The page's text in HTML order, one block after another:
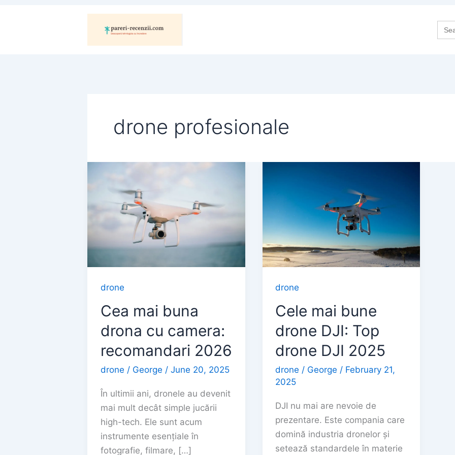
for:
drone profesionale
drone
Cea mai buna
drona cu camera:
recomandari 2026
drone / George / June 20, 2025
În ultimii ani, dronele au devenit
mai mult decât simple jucării
high-tech. Ele sunt acum
instrumente esențiale în
fotografie, filmare, […]
drone
Cele mai bune
drone DJI: Top
drone DJI 2025
drone / George / February 21,
2025
DJI nu mai are nevoie de
prezentare. Este compania care
domină industria dronelor și
setează standardele în materie